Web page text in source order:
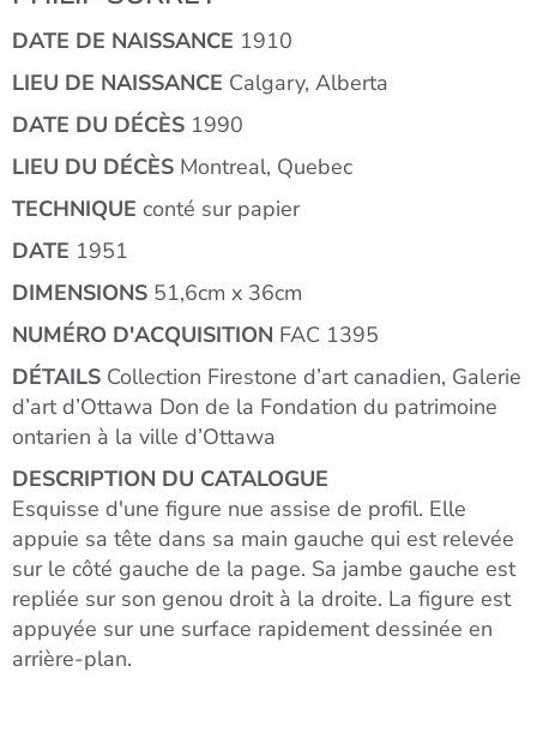
DATE DE NAISSANCE 1910
LIEU DE NAISSANCE Calgary, Alberta
DATE DU DÉCÈS 1990
LIEU DU DÉCÈS Montreal, Quebec
TECHNIQUE conté sur papier
DATE 1951
DIMENSIONS 51,6cm x 36cm
NUMÉRO D'ACQUISITION FAC 1395
DÉTAILS Collection Firestone d’art canadien, Galerie
d’art d’Ottawa Don de la Fondation du patrimoine
ontarien à la ville d’Ottawa
DESCRIPTION DU CATALOGUE
Esquisse d'une figure nue assise de profil. Elle
appuie sa tête dans sa main gauche qui est relevée
sur le côté gauche de la page. Sa jambe gauche est
repliée sur son genou droit à la droite. La figure est
appuyée sur une surface rapidement dessinée en
arrière-plan.